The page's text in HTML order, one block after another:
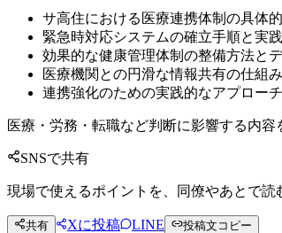
サ高住における医療連携体制の具体
緊急時対応システムの確立手順と実
効果的な健康管理体制の整備方法とデ
医療機関との円滑な情報共有の仕組み
連携強化のための実践的なアプローチ
医療・労務・転職など判断に影響する内
SNSで共有
現場で使えるポイントを、同僚やあとで読
共有 Xに投稿 LINE
投稿文コピー